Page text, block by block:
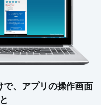
、アプリの操作画面